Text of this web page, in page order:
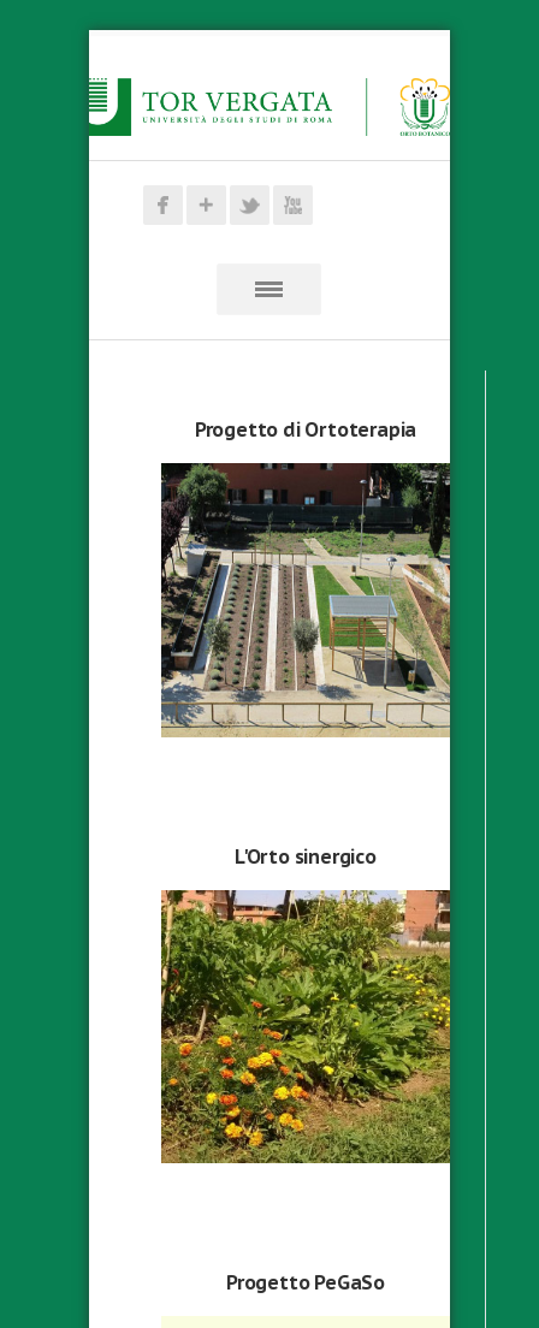
Progetto di Ortoterapia
L'Orto sinergico
Progetto PeGaSo